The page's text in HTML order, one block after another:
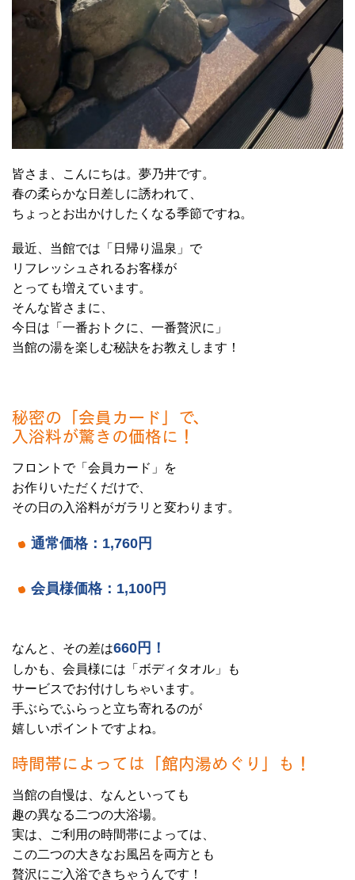
皆さま、こんにちは。夢乃井です。
春の柔らかな日差しに誘われて、
ちょっとお出かけしたくなる季節ですね。
最近、当館では「日帰り温泉」で
リフレッシュされるお客様が
とっても増えています。
そんな皆さまに、
今日は「一番おトクに、一番贅沢に」
当館の湯を楽しむ秘訣をお教えします！
秘密の「会員カード」で、
入浴料が驚きの価格に！
フロントで「会員カード」を
お作りいただくだけで、
その日の入浴料がガラリと変わります。
通常価格：1,760円
会員様価格：1,100円
なんと、その差は660円！
しかも、会員様には「ボディタオル」も
サービスでお付けしちゃいます。
手ぶらでふらっと立ち寄れるのが
嬉しいポイントですよね。
時間帯によっては「館内湯めぐり」も！
当館の自慢は、なんといっても
趣の異なる二つの大浴場。
実は、ご利用の時間帯によっては、
この二つの大きなお風呂を両方とも
贅沢にご入浴できちゃうんです！